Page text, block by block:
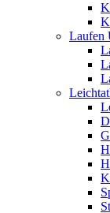
Laufen